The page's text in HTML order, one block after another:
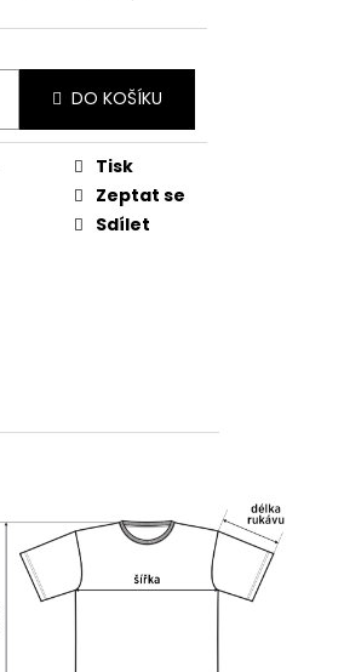
DO KOŠÍKU
Tisk
Zeptat se
Sdílet